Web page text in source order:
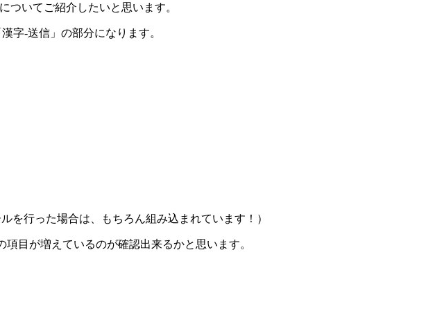
ついてご紹介したいと思います。
字-送信」の部分になります。
を行った場合は、もちろん組み込まれています！）
目が増えているのが確認出来るかと思います。